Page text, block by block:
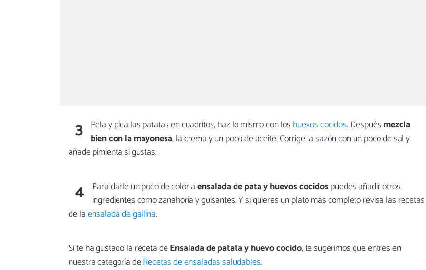
3 Pela y pica las patatas en cuadritos, haz lo mismo con los huevos cocidos. Después mezcla
bien con la mayonesa, la crema y un poco de aceite. Corrige la sazón con un poco de sal y
añade pimienta si gustas.
4 Para darle un poco de color aensalada de pata y huevos cocidos puedes añadir otros
ingredientes como zanahoria y guisantes. Y si quieres un plato más completo revisa las recetas
de laensalada de gallina.
Si te ha gustado la receta deEnsalada de patata y huevo cocido, te sugerimos que entres en
nuestra categoría deRecetas de ensaladas saludables.